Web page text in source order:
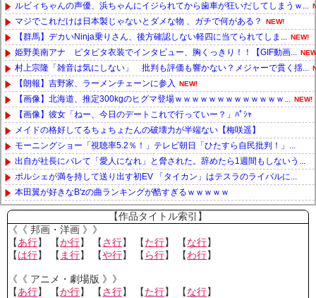
ルビィちゃんの声優、浜ちゃんにイジられてから歯車が狂いだしてしまうｗ...
マジでこれだけは日本製じゃないとダメな物 、ガチで何がある？ NEW!
【群馬】デカいNinja乗りさん、後方確認しない軽四に当てられてしま... NEW!
姫野美南アナ ピタピタ衣装でインタビュー、胸くっきり！！【GIF動画...
村上宗隆「雑音は気にしない」 批判も評価も響かない？メジャーで貫く揺...
【朗報】吉野家、ラーメンチェーンに参入 NEW!
【画像】北海道、推定300kgのヒグマ登場ｗｗｗｗｗｗｗｗｗｗｗｗｗ... NEW!
【画像】彼女「ねー、今日のデートこれで行っていー？」ﾊﾟｼｬ
メイドの格好してるちょちょたんの破壊力が半端ない【梅咲遥】
モーニングショー「視聴率5.2％！」テレビ朝日「ひたすら自民批判！」...
出自が社長にバレて「愛人になれ」と脅された。辞めたら1週間もしないう...
ポルシェが満を持して送り出す初EV 「タイカン」はテスラのライバルに...
本田翼が好きなB'zの曲ランキングが酷すぎるｗｗｗｗｗ
Powered by livedoor 相互RSS
【作品タイトル索引】
《《 邦画・洋画 》》
【あ行】 【か行】 【さ行】 【た行】 【な行】
【は行】 【 ま行】 【や行】 【 ら行】 【わ行】
《《 アニメ・劇場版 》》
【あ行】 【か行】 【さ行】 【た行】 【な行】